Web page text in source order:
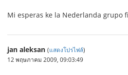
Mi esperas ke la Nederlanda grupo
jan aleksan (แสดงโปรไฟล์)
12 พฤษภาคม 2009, 09:03:49